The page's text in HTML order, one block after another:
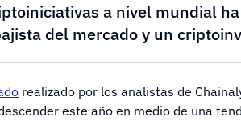
a nivel mundial
del mercado y un
realizado por los analistas de
este año en medio de una